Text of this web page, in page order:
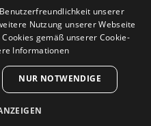
Einloggen
CNC - Online Shop
GERMAN
unserer
Nutzung unserer Webseite
gemäß unserer Cookie-
Informationen
NUR NOTWENDIGE